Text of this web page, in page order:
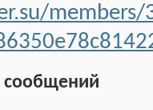
members/
сообщений